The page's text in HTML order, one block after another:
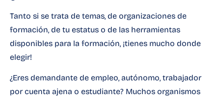
Tanto si se trata de temas, de organizaciones de
formación, de tu estatus o de las herramientas
disponibles para la formación, ¡tienes mucho donde
elegir!
¿Eres demandante de empleo, autónomo, trabajador
por cuenta ajena o estudiante? Muchos organismos